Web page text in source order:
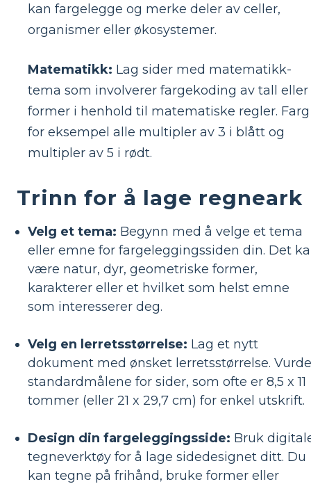
kan fargelegge og merke deler av celler,
organismer eller økosystemer.
Matematikk: Lag sider med matematikk-
tema som involverer fargekoding av tall eller
former i henhold til matematiske regler. Farg
for eksempel alle multipler av 3 i blått og
multipler av 5 i rødt.
Trinn for å lage regneark
Velg et tema: Begynn med å velge et tema
eller emne for fargeleggingssiden din. Det
være natur, dyr, geometriske former,
karakterer eller et hvilket som helst emne
som interesserer deg.
Velg en lerretsstørrelse: Lag et nytt
dokument med ønsket lerretsstørrelse.
standardmålene for sider, som ofte er 8,5 x 11
tommer (eller 21 x 29,7 cm) for enkel utskrift.
Design din fargeleggingsside: Bruk
tegneverktøy for å lage sidedesignet ditt. Du
kan tegne på frihånd, bruke former eller